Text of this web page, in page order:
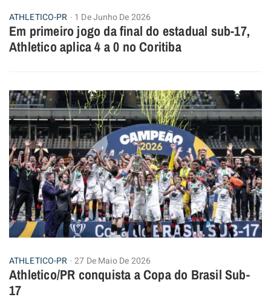
ATHLETICO-PR 1 De Junho De 2026
Em primeiro jogo da final do estadual sub-17,
Athletico aplica 4 a 0 no Coritiba
ATHLETICO-PR 27 De Maio De 2026
Athletico/PR conquista a Copa do Brasil Sub-
17